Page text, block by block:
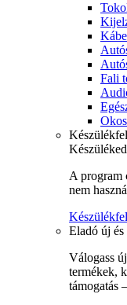
Fali
A program
nem
Eladó új
Válogass
termékek,
támogatás